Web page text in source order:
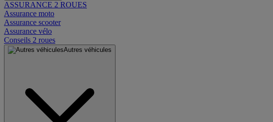
ASSURANCE 2 ROUES
Assurance moto
Assurance scooter
Assurance vélo
Conseils 2 roues
Autres véhicules